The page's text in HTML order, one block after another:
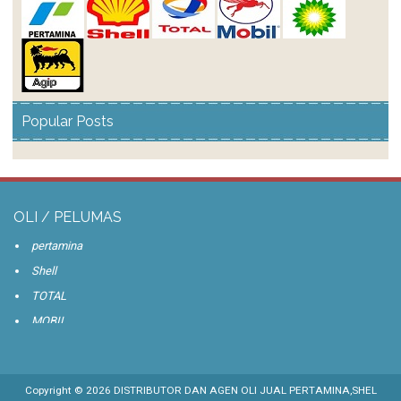
PERBEDAAN OLI HIDROLIK DAN OLI MESIN
MEMAHAMI OLI MESIN DIESEL
OLI MESIN PELUMAS TURBIN
OLI HIDROLIK TURALOIK 52
PENGERTIAN SILINDER HIDRAULIK
PELUMAS MESIN DIESEL
HIDRAULIK HOSE ALAT BERAT
MEDITRAN S
PERBEDAAN SYNTETIK DAN MINERAL
Popular Posts
OLI / PELUMAS
pertamina
Shell
TOTAL
MOBIL
Copyright © 2026 DISTRIBUTOR DAN AGEN OLI JUAL PERTAMINA,SHEL